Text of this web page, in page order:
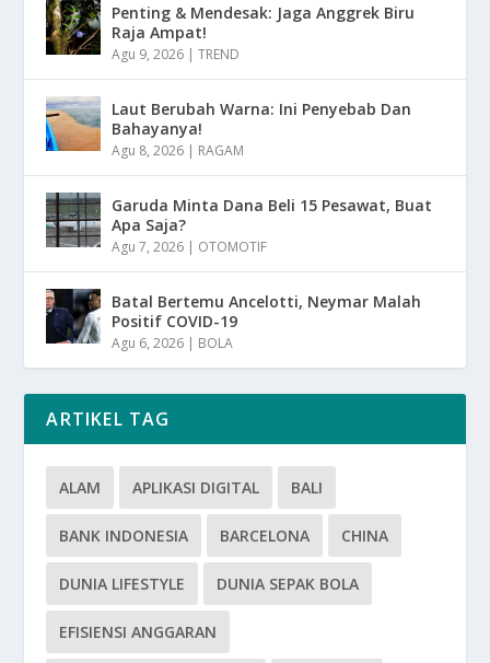
Penting & Mendesak: Jaga Anggrek Biru
Raja Ampat!
Agu 9, 2026 |TREND
Laut Berubah Warna: Ini Penyebab Dan
Bahayanya!
Agu 8, 2026 | RAGAM
Garuda Minta Dana Beli 15 Pesawat, Buat
Apa Saja?
Agu 7, 2026 | OTOMOTIF
Batal Bertemu Ancelotti, Neymar Malah
Positif COVID-19
Agu 6, 2026 | BOLA
ARTIKEL TAG
ALAM APLIKASI DIGITAL BALI
BANK INDONESIA BARCELONA CHINA
DUNIA LIFESTYLE DUNIA SEPAK BOLA
EFISIENSI ANGGARAN